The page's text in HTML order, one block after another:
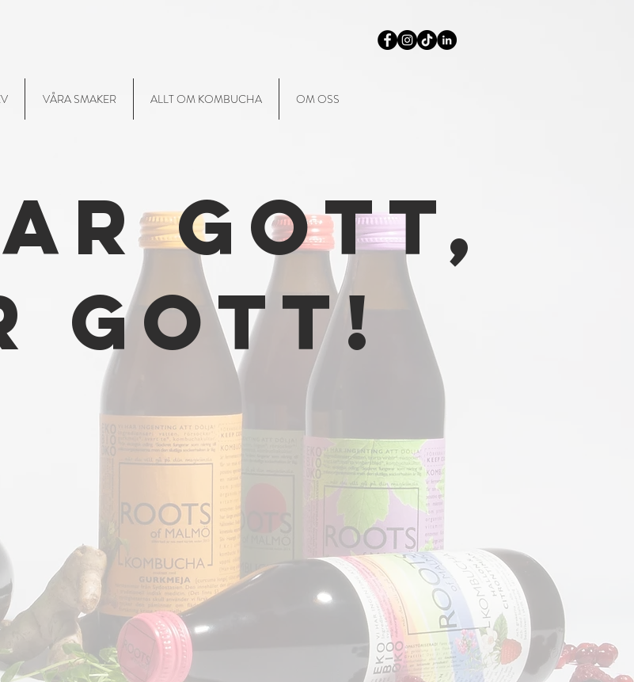
VÅRA SMAKER ALLT OM KOMBUCHA OM OSS
gott,
gott!